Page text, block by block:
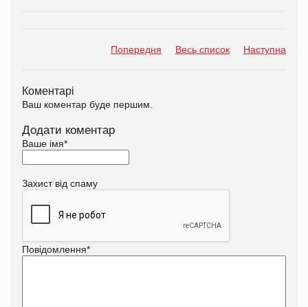
Попередня Весь список Наступна
Коментарі
Ваш коментар буде першим.
Додати коментар
Ваше імя*
Захист від спаму
Повідомлення*